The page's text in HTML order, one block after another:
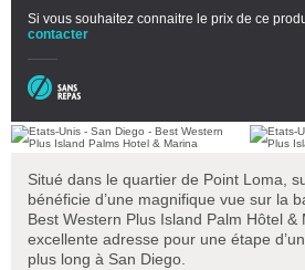
Si vous souhaitez connaitre le prix de ce
contacter
Situé dans le quartier de Point Loma,
bénéficie d’une magnifique vue sur la
Best Western Plus Island Palm Hôtel &
excellente adresse pour une étape
plus long à San Diego.